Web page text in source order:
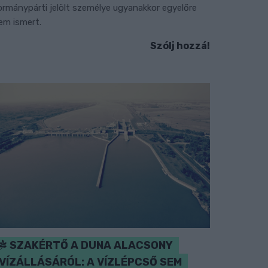
jelölt személye ugyanakkor egyelőre
ismert.
Szólj hozzá!
SZAKÉRTŐ A DUNA ALACSONY
A VÍZLÉPCSŐ SEM